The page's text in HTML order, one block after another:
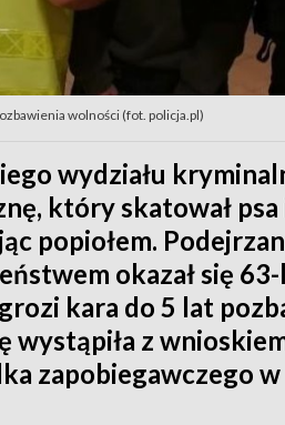
wolności (fot. policja.pl)
wydziału
który skatował
popiołem.
okazał się
kara do 5 lat
z
zapobiegawczego